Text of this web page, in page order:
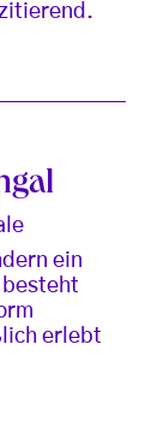
ein
besteht
erlebt